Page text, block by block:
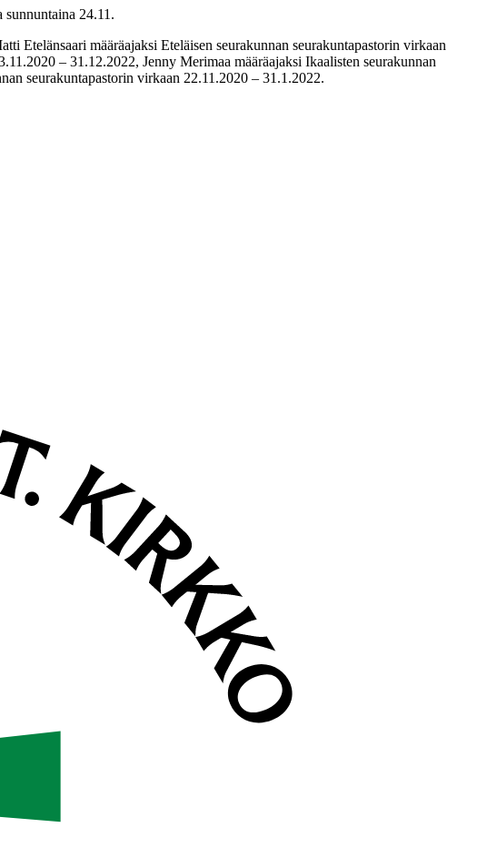
24.11.
Etelänsaari määräajaksi Eteläisen seurakunnan seurakuntapastorin virkaan
– 31.12.2022, Jenny Merimaa määräajaksi Ikaalisten seurakunnan
seurakuntapastorin virkaan 22.11.2020 – 31.1.2022.